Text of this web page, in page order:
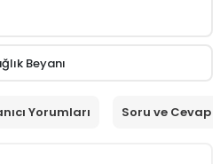
Beyanı
Yorumları Soru ve Cevap